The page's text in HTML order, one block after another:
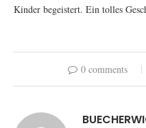
Kinder begeistert. Ein tolles
0 comments